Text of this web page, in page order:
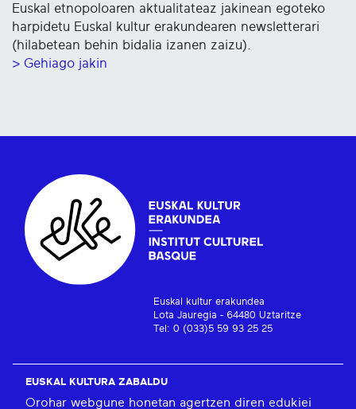
Euskal etnopoloaren aktualitateaz jakinean egoteko
harpidetu Euskal kultur erakundearen newsletterari
(hilabetean behin bidalia izanen zaizu).
> Gehiago jakin
Euskal kultur erakundea
Lota Jauregia - 64480 Uztaritze
Tel: 0 (033)5 59 93 25 25
EUSKAL KULTURA ZABALDU
Orohar webgune honetan agertzen diren edukiei